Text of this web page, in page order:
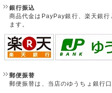
銀行振込
商品代金はPayPay銀行、楽天銀
ます。
郵便振替
郵便振替は、当店のゆうちょ銀行